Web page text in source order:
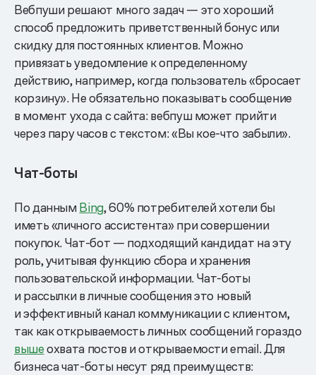
Вебпуши решают много задач — это хороший
способ предложить приветственный бонус или
скидку для постоянных клиентов. Можно
привязать уведомление к определенному
действию, например, когда пользователь «бросает
корзину». Не обязательно показывать сообщение
в момент ухода с сайта: вебпуш может прийти
через пару часов с текстом: «Вы кое-что забыли».
Чат-боты
По даннымBing, 60% потребителей хотели бы
иметь «личного ассистента» при совершении
покупок. Чат-бот — подходящий кандидат на эту
роль, учитывая функцию сбора и хранения
пользовательской информации. Чат-боты
и рассылки в личные сообщения это новый
и эффективный канал коммуникации с клиентом,
так как открываемость личных сообщений гораздо
вышеохвата постов и открываемости email. Для
бизнеса чат-боты несут ряд преимуществ: